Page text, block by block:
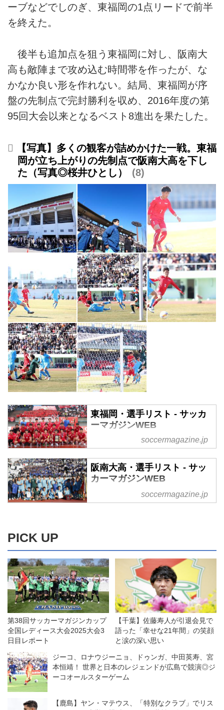
ーブなどでしのぎ、東福岡の1点リードで前半
を終えた。
後半も追加点を狙う東福岡に対し、阪南大
高も敵陣まで攻め込む時間帯を作ったが、な
かなか良い形を作れない。結局、東福岡が序
盤の先制点で完封勝利を収め、2016年度の第
95回大会以来となるベスト8進出を果たした。
【写真】多くの観客が詰めかけた一戦。東福
岡が立ち上がりの先制点で阪南大高を下し
た（写真◎桜井ひとし）
8
東福岡・選手リスト - サッカ
ーマガジンWEB
2024年度 第103回 全国高校サッ
（ひがしふくおか）大会出場回
数：３年ぶり23回目監督：平岡道
soccermagazine.jp
阪南大高・選手リスト - サッ
カーマガジンWEB
2024年度 第103回 全国高校サッ
カー選手権大会大阪府代表阪南大
soccermagazine.jp
PICK UP
第38回サッカーマガジンカップ
全国レディース大会2025大会3
日目レポート
【千葉】佐藤寿人が引退会見で
語った「幸せな21年間」の笑顔
と涙の深い思い
ジーコ、ロナウジーニョ、ドゥンガ、中田英寿、宮
本恒靖！ 世界と日本のレジェンドが広島で競演◎ジ
ーコオールスターゲーム
【鹿島】ヤン・マテウス、「特別なクラブ」でリス